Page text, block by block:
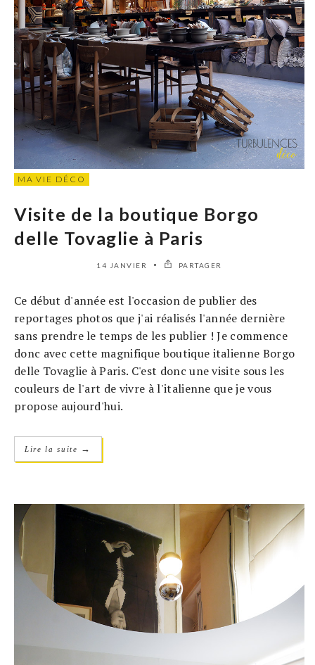
MA VIE DÉCO
Visite de la boutique Borgo
delle Tovaglie à Paris
14 JANVIER PARTAGER
Ce début d'année est l'occasion de publier des
reportages photos que j'ai réalisés l'année dernière
sans prendre le temps de les publier ! Je commence
donc avec cette magnifique boutique italienne Borgo
delle Tovaglie à Paris. C'est donc une visite sous les
couleurs de l'art de vivre à l'italienne que je vous
propose aujourd'hui.
Lire la suite →